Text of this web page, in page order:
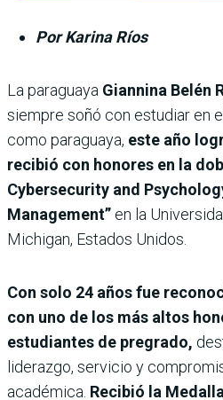
Por Karina Ríos
La paraguaya Giannina Belén
siempre soñó con estudiar en
como paraguaya, este año
recibió con honores en la
Cybersecurity and
Management” en la
Michigan, Estados Unidos.
Con solo 24 años fue
con uno de los más altos
estudiantes de pregrado,
liderazgo, servicio y
académica. Recibió la